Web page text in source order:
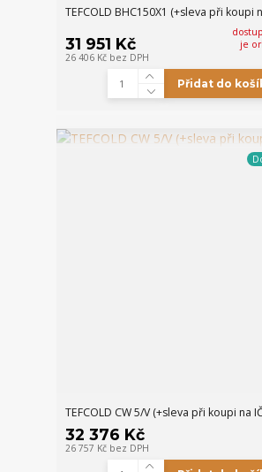
TEFCOLD BHC150X1 (+sleva při koupi
31 951 Kč
26 406 Kč bez DPH
je
Přidat do
TEFCOLD CW 5/V (+sleva při koupi na
32 376 Kč
26 757 Kč bez DPH